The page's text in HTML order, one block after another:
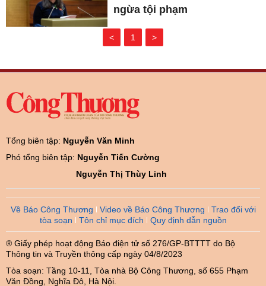
ngừa tội phạm
< 1 >
Tổng biên tập: Nguyễn Văn Minh
Phó tổng biên tập: Nguyễn Tiến Cường
Nguyễn Thị Thùy Linh
Về Báo Công Thương Video về Báo Công Thương
Trao đổi với
tòa soạn
Tôn chỉ mục đích Quy định dẫn nguồn
® Giấy phép hoạt động Báo điện tử số 276/GP-BTTTT do Bộ
Thông tin và Truyền thông cấp ngày 04/8/2023
Tòa soạn: Tầng 10-11, Tòa nhà Bộ Công Thương, số 655 Phạm
Văn Đồng, Nghĩa Đô, Hà Nội.